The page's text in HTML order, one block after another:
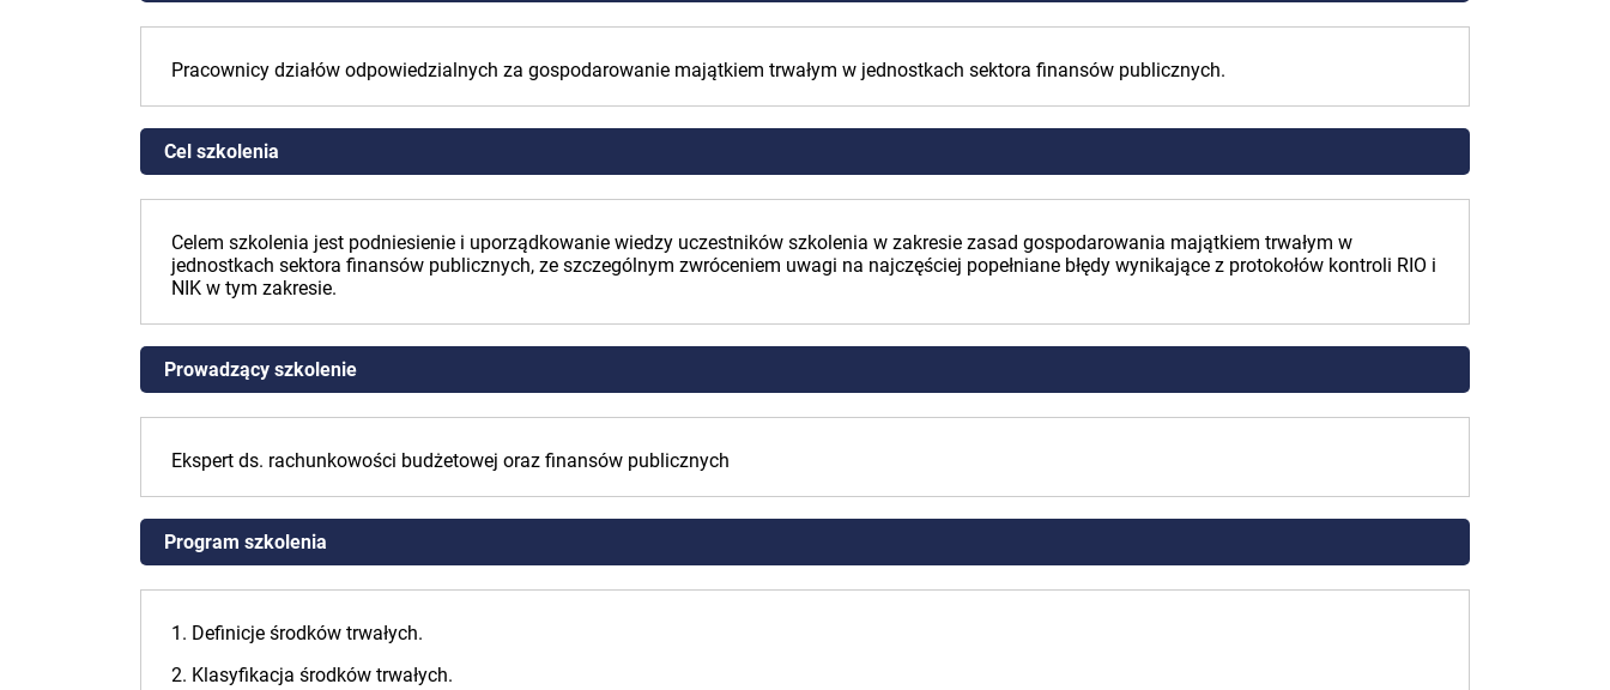
Pracownicy działów odpowiedzialnych za gospodarowanie majątkiem trwałym w jednostkach sektora finansów publicznych.
Cel szkolenia
Celem szkolenia jest podniesienie i uporządkowanie wiedzy uczestników szkolenia w zakresie zasad gospodarowania majątkiem trwałym w
jednostkach sektora finansów publicznych, ze szczególnym zwróceniem uwagi na najczęściej popełniane błędy wynikające z protokołów kontroli RIO i
NIK w tym zakresie.
Prowadzący szkolenie
Ekspert ds. rachunkowości budżetowej oraz finansów publicznych
Program szkolenia
1. Definicje środków trwałych.
2. Klasyfikacja środków trwałych.